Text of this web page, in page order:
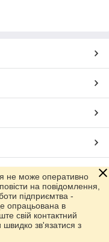
не може оперативно
на повідомлення,
підприємтва -
опрацьована в
свій контактний
зв'язатися з